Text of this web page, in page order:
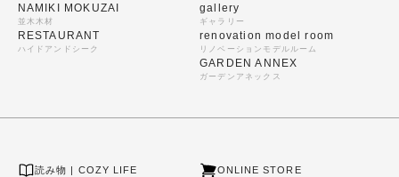
NAMIKI MOKUZAI
並木木材
RESTAURANT
ハイドアンドシーク
gallery
ギャラリー
renovation model room
リノベーションモデルルーム
GARDEN ANNEX
ガーデンアネックス
読み物 | COZY LIFE ONLINE STORE